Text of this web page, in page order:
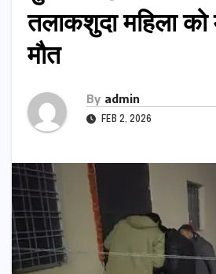
तलाकशुदा महिला को
माैत
By admin
FEB 2, 2026